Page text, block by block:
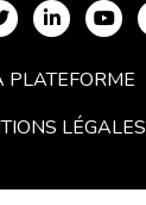
PLATEFORME
LÉGALES